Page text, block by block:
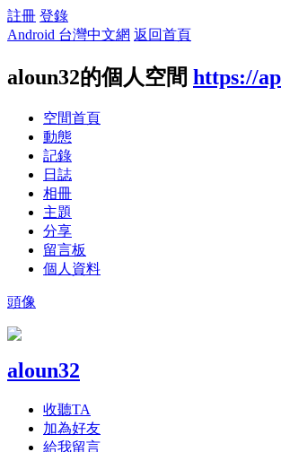
註冊 登錄
Android 台灣中文網 返回首頁
aloun32的個人空間 https://
空間首頁
動態
記錄
日誌
相冊
主題
分享
留言板
個人資料
頭像
aloun32
收聽TA
加為好友
給我留言